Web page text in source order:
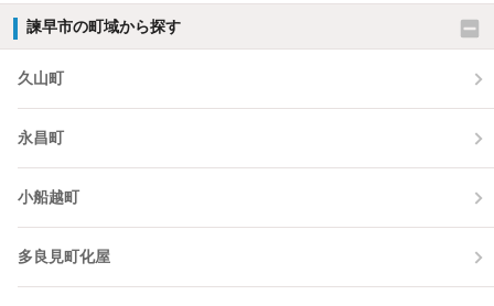
諫早市の町域から探す
久山町
永昌町
小船越町
多良見町化屋